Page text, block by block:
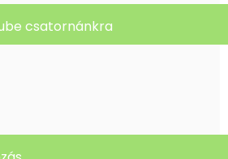
csatornánkra